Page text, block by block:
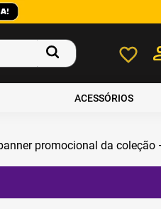
ACESSÓRIOS